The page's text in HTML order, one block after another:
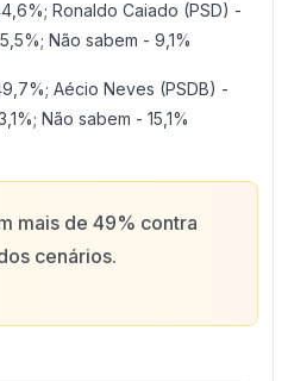
Ronaldo Caiado (PSD) -
Não sabem - 9,1%
Aécio Neves (PSDB) -
Não sabem - 15,1%
mais de 49% contra
cenários.